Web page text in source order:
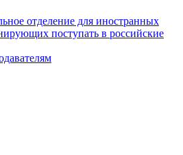
отделение для иностранных
поступать в российские